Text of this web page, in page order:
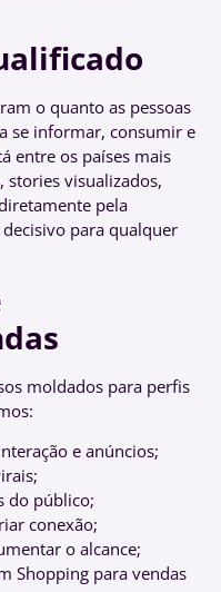
o quanto as pessoas
se informar, consumir e
entre os países mais
stories visualizados,
pela
para qualquer
moldados para perfis
e anúncios;
do público;
conexão;
o alcance;
Shopping para vendas